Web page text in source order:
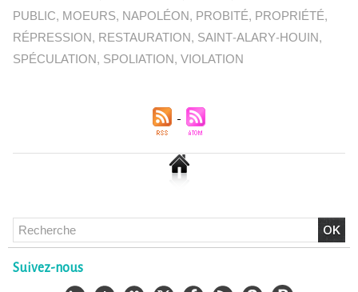
PUBLIC, MOEURS, NAPOLÉON, PROBITÉ, PROPRIÉTÉ,
RÉPRESSION, RESTAURATION, SAINT-ALARY-HOUIN,
SPÉCULATION, SPOLIATION,VIOLATION
Suivez-nous
Chlordécone : un non-lieu confirmé, la bataille se déplace
30/06/2026 -Christophe LEGUEVAQUES